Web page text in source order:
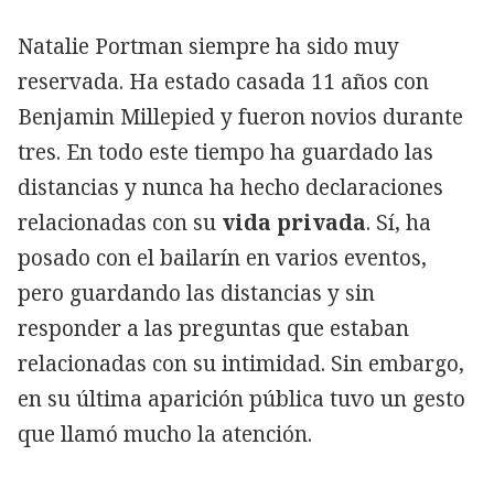
Natalie Portman siempre ha sido muy
reservada. Ha estado casada 11 años con
Benjamin Millepied y fueron novios durante
tres. En todo este tiempo ha guardado las
distancias y nunca ha hecho declaraciones
relacionadas con su vida privada. Sí, ha
posado con el bailarín en varios eventos,
pero guardando las distancias y sin
responder a las preguntas que estaban
relacionadas con su intimidad. Sin embargo,
en su última aparición pública tuvo un gesto
que llamó mucho la atención.